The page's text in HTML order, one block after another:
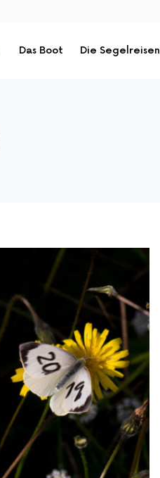
Das Boot Die Segelreisen